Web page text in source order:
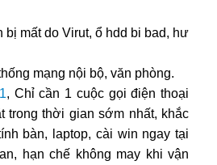
mất do Virut, ổ hdd bi bad, hư
mạng nội bộ, văn phòng.
, Chỉ cần 1 cuộc gọi điện thoại
trong thời gian sớm nhất, khắc
bàn, laptop, cài win ngay tại
hạn chế không may khi vận